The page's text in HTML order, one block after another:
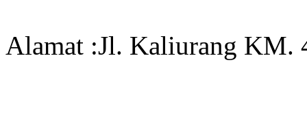
Alamat :Jl. Kaliurang KM.